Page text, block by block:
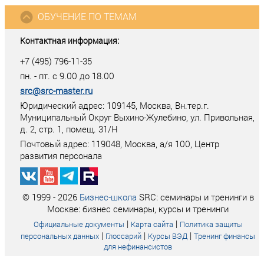
Контактная информация:
+7 (495) 796-11-35
пн. - пт. с 9.00 до 18.00
src@src-master.ru
Юридический адрес: 109145, Москва, Вн.тер.г.
Муниципальный Округ Выхино-Жулебино, ул. Привольная,
д. 2, стр. 1, помещ. 31/Н
Почтовый адрес: 119048, Москва, а/я 100, Центр
развития персонала
ОБУЧЕНИЕ ПО ТЕМАМ
© 1999 - 2026 Бизнес-школа SRC: семинары и тренинги в
Москве: бизнес семинары, курсы и тренинги
Официальные документы | Карта сайта | Политика защиты
персональных данных | Глоссарий | Курсы ВЭД | Тренинг финансы
для нефинансистов